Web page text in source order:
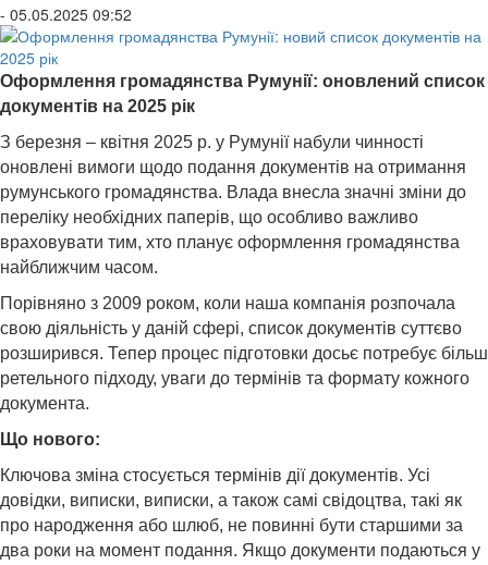
- 05.05.2025 09:52
Оформлення громадянства Румунії: оновлений список
документів на 2025 рік
З березня – квітня 2025 р. у Румунії набули чинності
оновлені вимоги щодо подання документів на отримання
румунського громадянства. Влада внесла значні зміни до
переліку необхідних паперів, що особливо важливо
враховувати тим, хто планує оформлення громадянства
найближчим часом.
Порівняно з 2009 роком, коли наша компанія розпочала
свою діяльність у даній сфері, список документів суттєво
розширився. Тепер процес підготовки досьє потребує більш
ретельного підходу, уваги до термінів та формату кожного
документа.
Що нового:
Ключова зміна стосується термінів дії документів. Усі
довідки, виписки, виписки, а також самі свідоцтва, такі як
про народження або шлюб, не повинні бути старшими за
два роки на момент подання. Якщо документи подаються у